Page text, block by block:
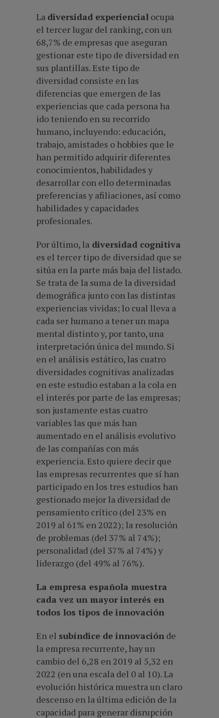
La diversidad experiencial ocupa
el tercer lugar del ranking, con un
68,7% de empresas que aseguran
gestionar este tipo de diversidad en
sus plantillas. Este tipo de
diversidad consiste en las
diferencias que emergen de las
experiencias que cada persona ha
ido teniendo en su recorrido
humano, incluyendo: educación,
trabajo, amistades o hobbies que le
han permitido adquirir diferentes
conocimientos, habilidades y
desarrollar con ello determinadas
preferencias y afiliaciones, así como
habilidades y capacidades
profesionales.
Por último, la diversidad cognitiva
es el tercer tipo de diversidad que se
sitúa en la parte más baja del listado.
Se trata de la suma de la diversidad
demográfica junto con las distintas
experiencias vividas; lo cual lleva a
cada ser humano a tener un mapa
mental distinto y, por tanto, una
interpretación única del mundo. Si
en el análisis estático, las cuatro
diversidades cognitivas analizadas
en este estudio estaban a la cola en
el interés por parte de las empresas;
son justamente estas cuatro
variables las que más han
aumentado en el análisis evolutivo
de las compañías con más
experiencia. Esto quiere decir que
las empresas recurrentes que sí han
participado en los tres estudios han
gestionado mejor la diversidad de
pensamiento crítico (del 23% en
2019 al 61% en 2022); la resolución
de problemas (del 37% al 74%);
personalidad (del 37% al 74%) y
liderazgo (del 49% al 76%).
La empresa española muestra
cada vez un mayor interés en
todos los tipos de innovación
En el subíndice de innovación de
la empresa recurrente, hay un
cambio del 6,28 en 2019 al 5,32 en
2022 (en una escala del 0 al 10). La
evolución histórica muestra un claro
descenso en la última edición de la
capacidad para generar disrupción